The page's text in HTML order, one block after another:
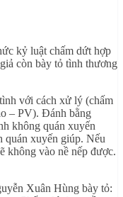
kỷ luật chấm dứt hợp
còn bày tỏ tình thương
với cách xử lý (chấm
– PV). Đánh bằng
không quán xuyến
quán xuyến giúp. Nếu
không vào nề nếp được.
Xuân Hùng bày tỏ: